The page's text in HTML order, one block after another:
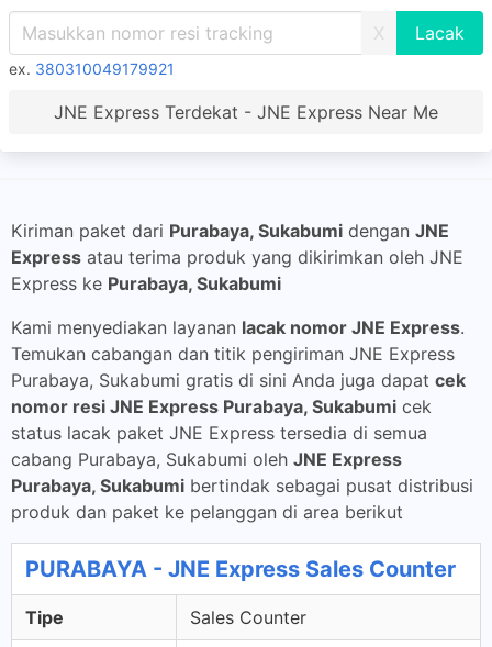
X
ex. 380310049179921
JNE Express Terdekat - JNE Express Near Me
Kiriman paket dari Purabaya, Sukabumi dengan JNE
Express atau terima produk yang dikirimkan oleh JNE
Express ke Purabaya, Sukabumi
Kami menyediakan layanan lacak nomor JNE Express.
Temukan cabangan dan titik pengiriman JNE Express
Purabaya, Sukabumi gratis di sini Anda juga dapat cek
nomor resi JNE Express Purabaya, Sukabumi cek
status lacak paket JNE Express tersedia di semua
cabang Purabaya, Sukabumi oleh JNE Express
Purabaya, Sukabumi bertindak sebagai pusat distribusi
produk dan paket ke pelanggan di area berikut
PURABAYA - JNE Express Sales Counter
Tipe Sales Counter